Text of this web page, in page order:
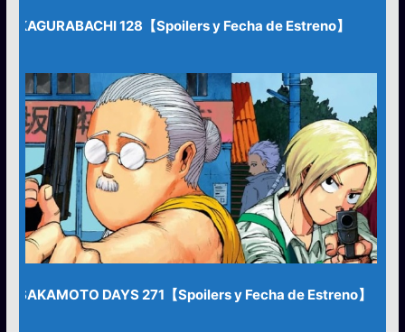
KAGURABACHI 128【Spoilers y Fecha de Estreno】
SAKAMOTO DAYS 271【Spoilers y Fecha de Estreno】